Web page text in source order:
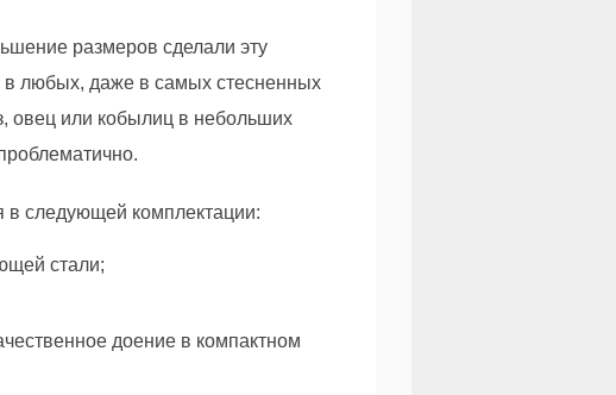
размеров сделали эту
в любых, даже в самых стесненных
овец или кобылиц в небольших
следующей комплектации:
стали;
доение в компактном